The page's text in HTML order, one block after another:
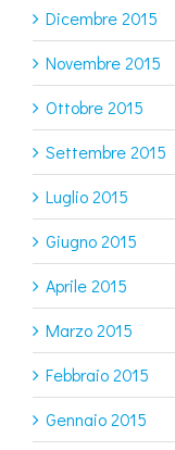
Dicembre 2015
Novembre 2015
Ottobre 2015
Settembre 2015
Luglio 2015
Giugno 2015
Aprile 2015
Marzo 2015
Febbraio 2015
Gennaio 2015